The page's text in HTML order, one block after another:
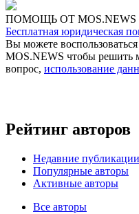
ПОМОЩЬ ОТ MOS.NEWS
Бесплатная юридическая
Вы можете
MOS.NEWS чтобы решить
вопрос, использование
Рейтинг авторов
Недавние публикации
Популярные авторы
Активные авторы
Все авторы